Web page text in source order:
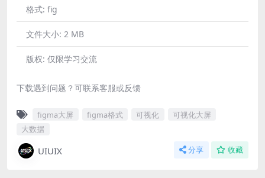
格式: fig
文件大小: 2 MB
版权: 仅限学习交流
下载遇到问题？可联系客服或反馈
figma大屏 figma格式 可视化
可视化大屏
大数据
UIUIX 分享 收藏